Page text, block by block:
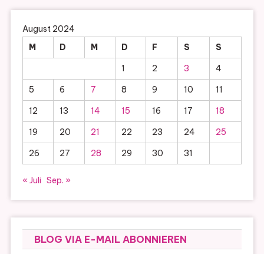
August 2024
M
D M D F S
S
1
2 3
4
5
6 7 8 9 10
11
12
13 14 15 16 17
18
19
20 21 22 23 24
25
26
27 28 29 30 31
« Juli Sep. »
BLOG VIA E-MAIL ABONNIEREN